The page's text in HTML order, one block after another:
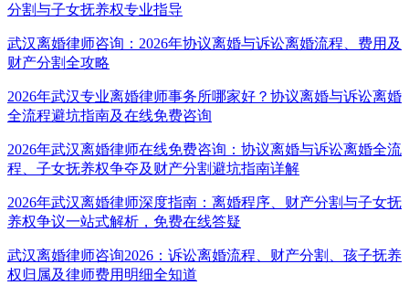
分割与子女抚养权专业指导
武汉离婚律师咨询：2026年协议离婚与诉讼离婚流程、费用及
财产分割全攻略
2026年武汉专业离婚律师事务所哪家好？协议离婚与诉讼离婚
全流程避坑指南及在线免费咨询
2026年武汉离婚律师在线免费咨询：协议离婚与诉讼离婚全流
程、子女抚养权争夺及财产分割避坑指南详解
2026年武汉离婚律师深度指南：离婚程序、财产分割与子女抚
养权争议一站式解析，免费在线答疑
武汉离婚律师咨询2026：诉讼离婚流程、财产分割、孩子抚养
权归属及律师费用明细全知道